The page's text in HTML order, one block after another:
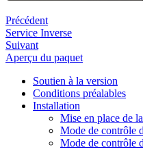
Précédent
Service Inverse
Suivant
Aperçu du paquet
Soutien à la version
Conditions préalables
Installation
Mise en place de
Mode de contrôle
Mode de contrôle